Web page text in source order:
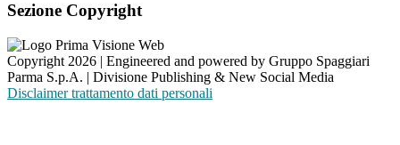
Sezione Copyright
Copyright 2026 | Engineered and powered by Gruppo Spaggiari
Parma S.p.A. | Divisione Publishing & New Social Media
Disclaimer trattamento dati personali